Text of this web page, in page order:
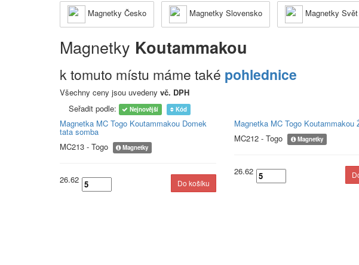
Magnetky Česko Magnetky Slovensko Magnetky Svět
Magnetky Koutammakou
k tomuto místu máme také pohlednice
Všechny ceny jsou uvedeny vč. DPH
Seřadit podle:
Nejnovější Kód
Magnetka MC Togo Koutammakou Domek
tata somba
MC213 - Togo
Magnetky
26.62
Magnetka MC Togo Koutammakou
MC212 - Togo
Magnetky
26.62